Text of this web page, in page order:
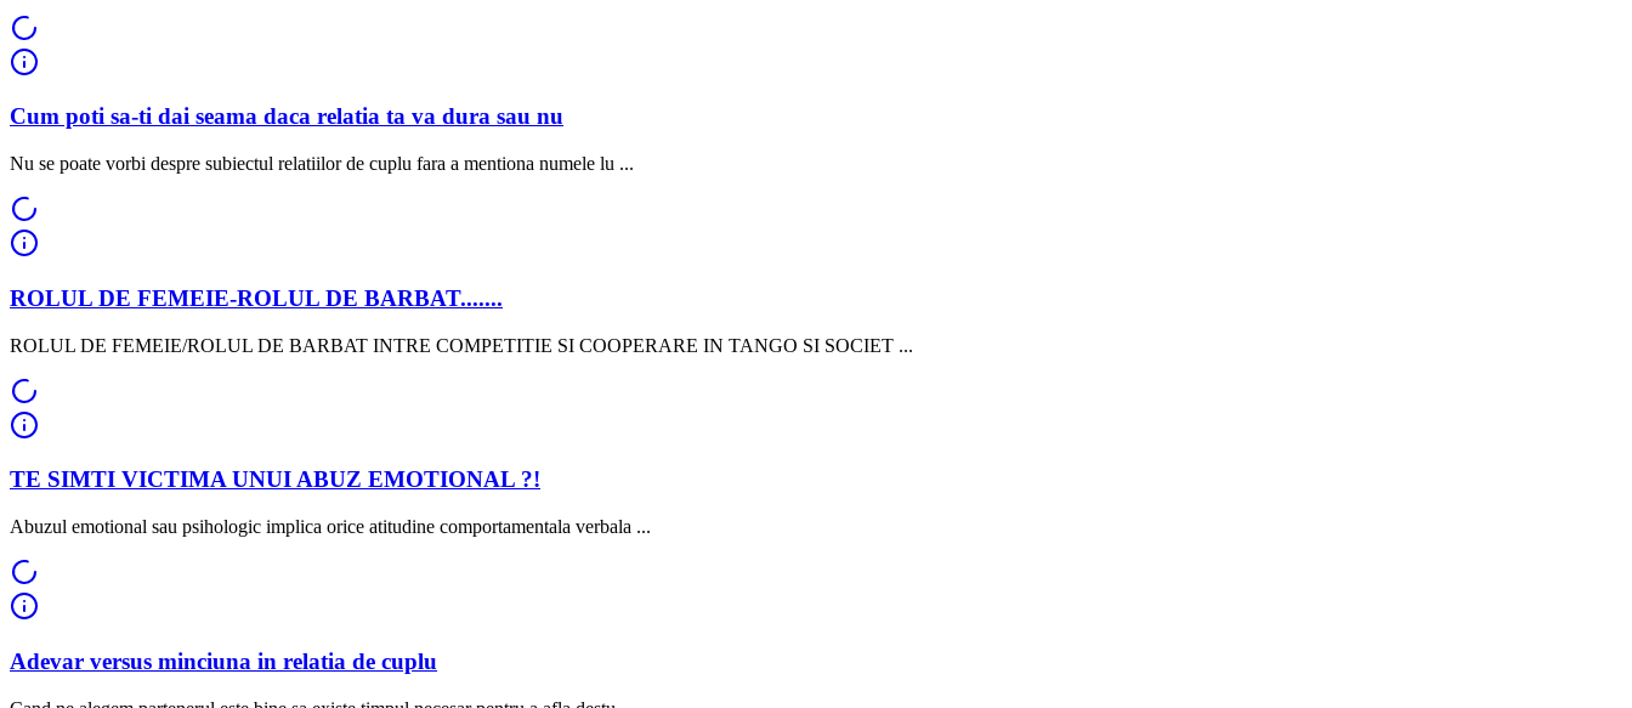
Cum poti sa-ti dai seama daca relatia ta va dura sau nu
Nu se poate vorbi despre subiectul relatiilor de cuplu fara a mentiona numele lu ...
ROLUL DE FEMEIE-ROLUL DE BARBAT.......
ROLUL DE FEMEIE/ROLUL DE BARBAT INTRE COMPETITIE SI COOPERARE IN TANGO SI SOCIET ...
TE SIMTI VICTIMA UNUI ABUZ EMOTIONAL ?!
Abuzul emotional sau psihologic implica orice atitudine comportamentala verbala ...
Adevar versus minciuna in relatia de cuplu